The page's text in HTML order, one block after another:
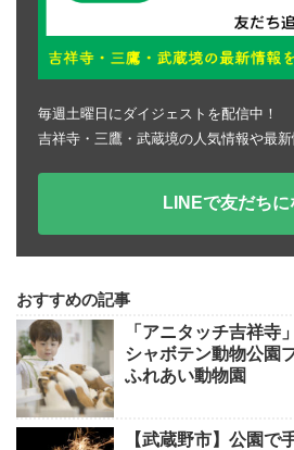
毎週土曜日にダイジェストを配信中！
吉祥寺・三鷹・武蔵境の人気情報や最新
LINEで友だちに
おすすめの記事
「アニタッチ吉祥寺
シャボテン動物公園
ふれあい動物園
【武蔵野市】公園で